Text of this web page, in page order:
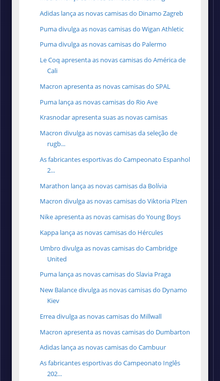
Adidas lança as novas camisas do Dinamo Zagreb
Puma divulga as novas camisas do Wigan Athletic
Puma divulga as novas camisas do Palermo
Le Coq apresenta as novas camisas do América de
Cali
Macron apresenta as novas camisas do SPAL
Puma lança as novas camisas do Rio Ave
Krasnodar apresenta suas as novas camisas
Macron divulga as novas camisas da seleção de
rugb...
As fabricantes esportivas do Campeonato Espanhol
2...
Marathon lança as novas camisas da Bolívia
Macron divulga as novas camisas do Viktoria Plzen
Nike apresenta as novas camisas do Young Boys
Kappa lança as novas camisas do Hércules
Umbro divulga as novas camisas do Cambridge
United
Puma lança as novas camisas do Slavia Praga
New Balance divulga as novas camisas do Dynamo
Kiev
Errea divulga as novas camisas do Millwall
Macron apresenta as novas camisas do Dumbarton
Adidas lança as novas camisas do Cambuur
As fabricantes esportivas do Campeonato Inglês
202...